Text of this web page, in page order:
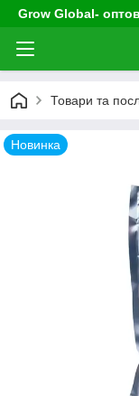
Grow Global-
Товари та
Новинка